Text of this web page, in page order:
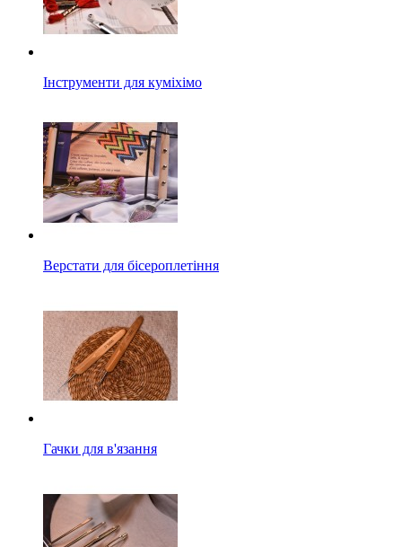
Інструменти для куміхімо
Верстати для бісероплетіння
Гачки для в'язання